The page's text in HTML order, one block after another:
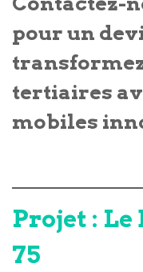
pour un
tertiaires
mobiles
Projet : Le
75